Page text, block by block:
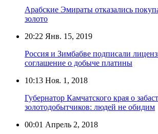
Арабские Эмираты отказались
золото
20:22 Янв. 15, 2019
Россия и Зимбабве подписали
соглашение о добыче платины
10:13 Ноя. 1, 2018
Губернатор Камчатского края о
золотодобытчиков: людей не обидим
00:01 Апрель 2, 2018